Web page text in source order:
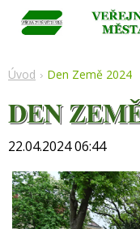
Úvod Den Země 2024
DEN
22.04.2024 06:44